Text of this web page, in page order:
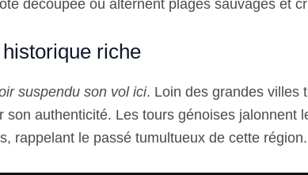
découpée où alternent plages sauvages et
riche
suspendu son vol ici. Loin des grandes villes
son authenticité. Les tours génoises jalonnent
rappelant le passé tumultueux de cette région.